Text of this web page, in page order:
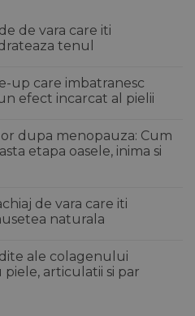
de vara care iti
tenul
up care imbatranesc
efect incarcat al pielii
dupa menopauza: Cum
etapa oasele, inima si
de vara care iti
naturala
ale colagenului
articulatii si par